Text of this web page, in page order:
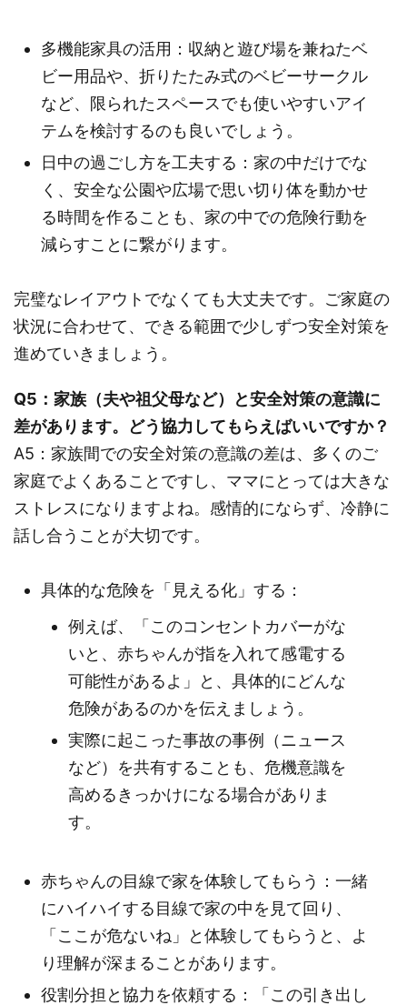
多機能家具の活用：収納と遊び場を兼ねたベ
ビー用品や、折りたたみ式のベビーサークル
など、限られたスペースでも使いやすいアイ
テムを検討するのも良いでしょう。
日中の過ごし方を工夫する：家の中だけでな
く、安全な公園や広場で思い切り体を動かせ
る時間を作ることも、家の中での危険行動を
減らすことに繋がります。
完璧なレイアウトでなくても大丈夫です。ご家庭の
状況に合わせて、できる範囲で少しずつ安全対策を
進めていきましょう。
Q5：家族（夫や祖父母など）と安全対策の意識に
差があります。どう協力してもらえばいいですか？
A5：家族間での安全対策の意識の差は、多くのご
家庭でよくあることですし、ママにとっては大きな
ストレスになりますよね。感情的にならず、冷静に
話し合うことが大切です。
具体的な危険を「見える化」する：
例えば、「このコンセントカバーがな
いと、赤ちゃんが指を入れて感電する
可能性があるよ」と、具体的にどんな
危険があるのかを伝えましょう。
実際に起こった事故の事例（ニュース
など）を共有することも、危機意識を
高めるきっかけになる場合がありま
す。
赤ちゃんの目線で家を体験してもらう：一緒
にハイハイする目線で家の中を見て回り、
「ここが危ないね」と体験してもらうと、よ
り理解が深まることがあります。
役割分担と協力を依頼する：「この引き出し